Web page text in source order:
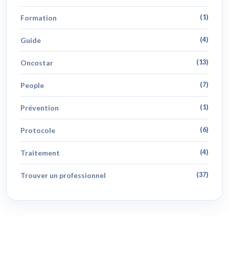
Formation (1)
Guide (4)
Oncostar (13)
People (7)
Prévention (1)
Protocole (6)
Traitement (4)
Trouver un professionnel (37)